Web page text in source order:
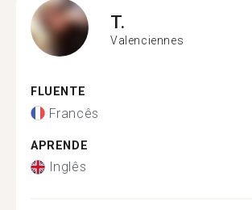
T.
Valenciennes
FLUENTE
Francês
APRENDE
Inglês